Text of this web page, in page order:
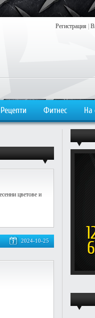
Регистрация
Рецепти Фитнес На
цветове и
2024-10-25